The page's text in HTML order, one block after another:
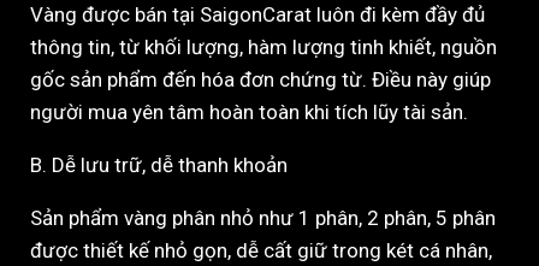
Vàng được bán tại SaigonCarat luôn đi kèm đầy đủ
thông tin, từ khối lượng, hàm lượng tinh khiết, nguồn
gốc sản phẩm đến hóa đơn chứng từ. Điều này giúp
người mua yên tâm hoàn toàn khi tích lũy tài sản.
B. Dễ lưu trữ, dễ thanh khoản
Sản phẩm vàng phân nhỏ như 1 phân, 2 phân, 5 phân
được thiết kế nhỏ gọn, dễ cất giữ trong két cá nhân,